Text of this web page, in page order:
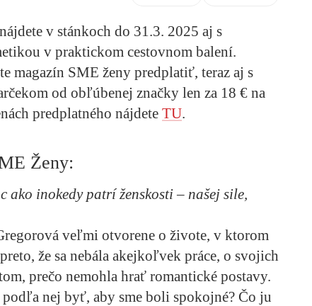
v stánkoch do 31.3. 2025 aj s
v praktickom cestovnom balení.
magazín SME ženy predplatiť, teraz aj s
od obľúbenej značky len za 18 € na
predplatného nájdete TU.
Ženy:
ako inokedy patrí ženskosti – našej sile,
veľmi otvorene o živote, v ktorom
že sa nebála akejkoľvek práce, o svojich
prečo nemohla hrať romantické postavy.
nej byť, aby sme boli spokojné? Čo ju